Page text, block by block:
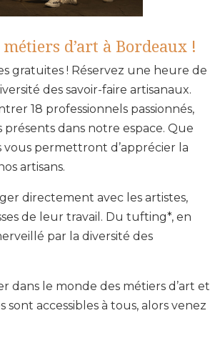
d’art à Bordeaux !
gratuites ! Réservez une heure de
des savoir-faire artisanaux.
18 professionnels passionnés,
dans notre espace. Que
vous permettront d’apprécier la
artisans.
directement avec les artistes,
de leur travail. Du tufting*, en
par la diversité des
dans le monde des métiers d’art et
sont accessibles à tous, alors venez